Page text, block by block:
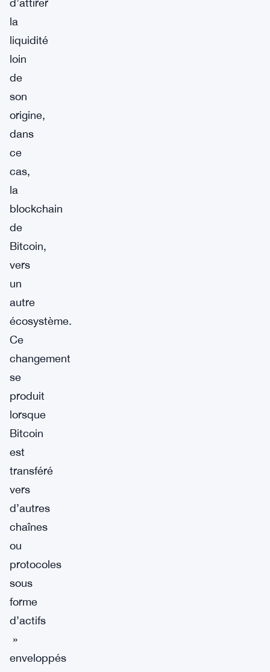
d’attirer
la
liquidité
loin
de
son
origine,
dans
ce
cas,
la
blockchain
de
Bitcoin,
vers
un
autre
écosystème.
Ce
changement
se
produit
lorsque
Bitcoin
est
transféré
vers
d’autres
chaînes
ou
protocoles
sous
forme
d’actifs
»
enveloppés